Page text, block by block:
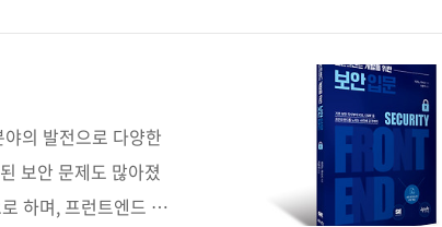
다. 국내 규제 환경,
의 발전으로 다양한
보안 문제도 많아졌
하며, 프런트엔드 보